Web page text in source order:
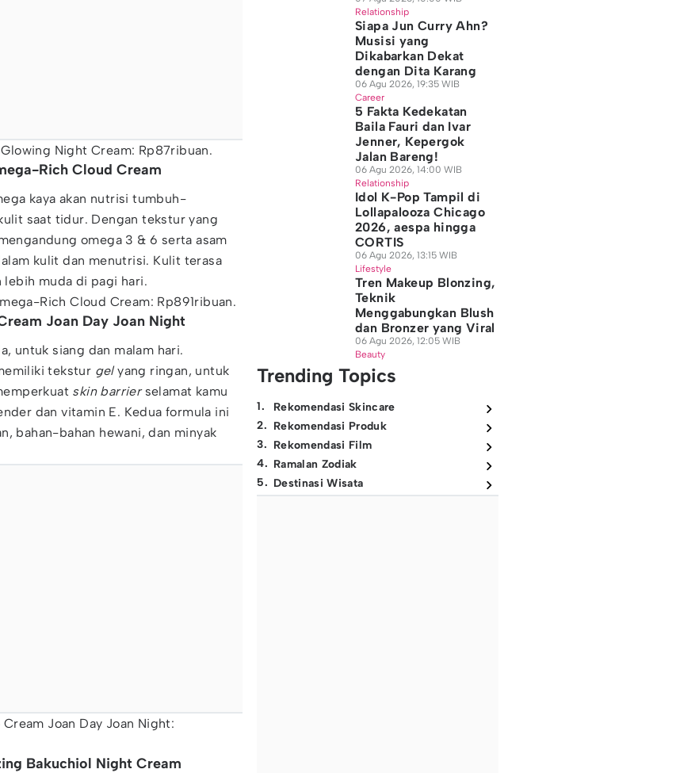
Night Cream: Rp87ribuan.
Rich Cloud Cream
kaya akan nutrisi tumbuh-
saat tidur. Dengan tekstur yang
omega 3 & 6 serta asam
kulit dan menutrisi. Kulit terasa
lebih muda di pagi hari.
Rich Cloud Cream: Rp891ribuan.
Joan Day Joan Night
untuk siang dan malam hari.
tekstur gelyang ringan, untuk
skin barrierselamat kamu
dan vitamin E. Kedua formula ini
bahan-bahan hewani, dan minyak
Joan Day Joan Night:
Bakuchiol Night Cream
Relationship
Siapa Jun Curry Ahn?
Musisi yang
Dikabarkan Dekat
dengan Dita Karang
06 Agu 2026, 19:35 WIB
Career
5 Fakta Kedekatan
Baila Fauri dan Ivar
Jenner, Kepergok
Jalan Bareng!
06 Agu 2026, 14:00 WIB
Relationship
Idol K-Pop Tampil di
Lollapalooza Chicago
2026, aespa hingga
CORTIS
06 Agu 2026, 13:15 WIB
Lifestyle
Tren Makeup Blonzing,
Teknik
Menggabungkan Blush
dan Bronzer yang Viral
06 Agu 2026, 12:05 WIB
Beauty
Trending Topics
1.
Rekomendasi Skincare
2. Rekomendasi Produk
3. Rekomendasi Film
4. Ramalan Zodiak
5. Destinasi Wisata